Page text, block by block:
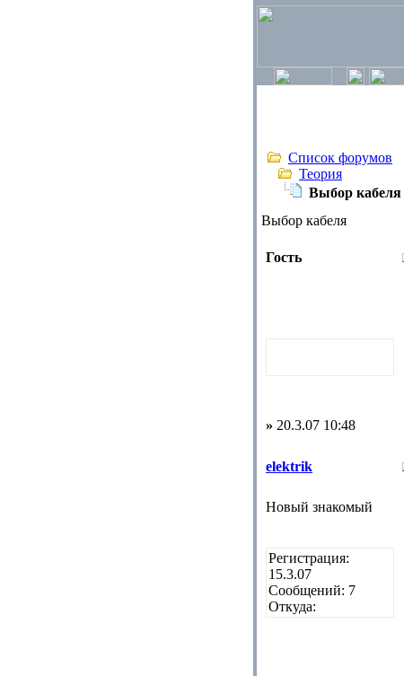
Список форумов
Теория
Выбор кабеля
Выбор кабеля
Гость
» 20.3.07 10:48
elektrik
Новый знакомый
Регистрация:
15.3.07
Сообщений: 7
Откуда: